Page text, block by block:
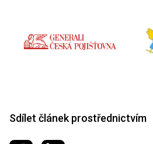
Sdílet článek prostřednictvím